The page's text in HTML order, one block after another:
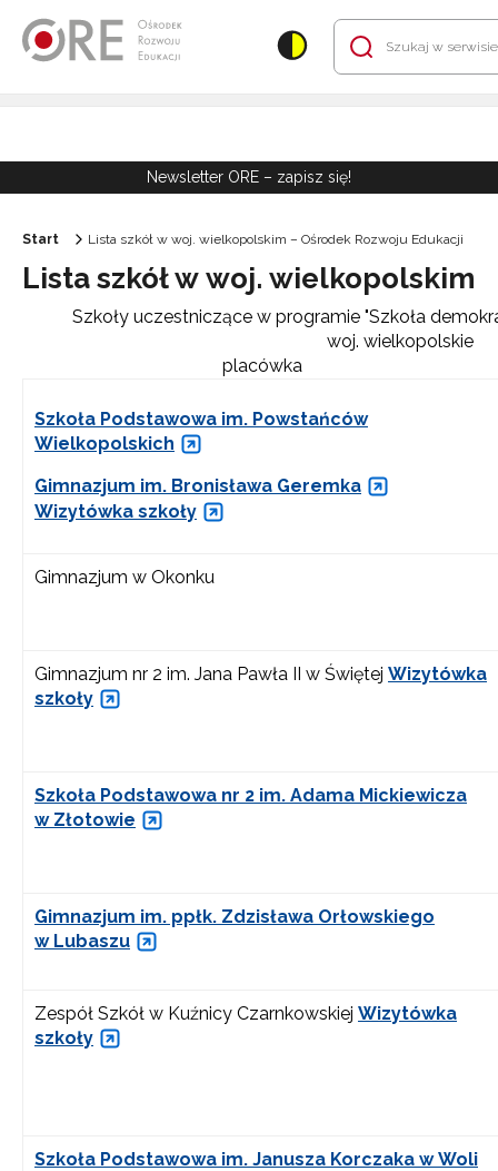
Newsletter ORE – zapisz się!
Start Lista szkół w woj. wielkopolskim – Ośrodek Rozwoju Edukacji
Lista szkół w woj. wielkopolskim
placówka
Szkoły uczestniczące w programie "Szkoła
woj. wielkopolskie
Szkoła Podstawowa im. Powstańców
Wielkopolskich
Gimnazjum im. Bronisława Geremka
Wizytówka szkoły
Gimnazjum w Okonku
Gimnazjum nr 2 im. Jana Pawła II w Świętej Wizytówka
szkoły
Szkoła Podstawowa nr 2 im. Adama Mickiewicza
w Złotowie
Gimnazjum im. ppłk. Zdzisława Orłowskiego
w Lubaszu
Zespół Szkół w Kuźnicy Czarnkowskiej Wizytówka
szkoły
Szkoła Podstawowa im. Janusza Korczaka w Woli